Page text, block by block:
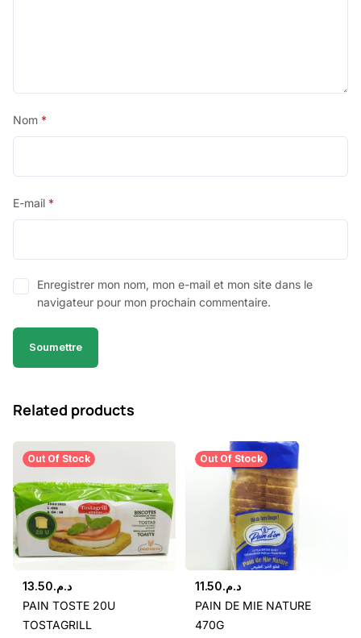
Nom *
E-mail *
Enregistrer mon nom, mon e-mail et mon site dans le
navigateur pour mon prochain commentaire.
Related products
Out Of Stock
د.م.13.50
PAIN TOSTE 20U
TOSTAGRILL
Out Of Stock
د.م.11.50
PAIN DE MIE NATURE
470G